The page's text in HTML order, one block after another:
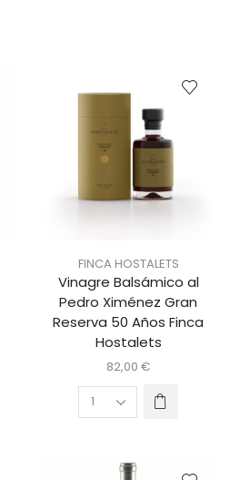
FINCA HOSTALETS
Vinagre Balsámico al
Pedro Ximénez Gran
Reserva 50 Años Finca
Hostalets
82,00 €